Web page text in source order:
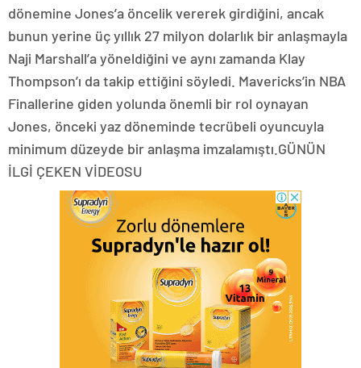
dönemine Jones’a öncelik vererek girdiğini, ancak
bunun yerine üç yıllık 27 milyon dolarlık bir anlaşmayla
Naji Marshall’a yöneldiğini ve aynı zamanda Klay
Thompson’ı da takip ettiğini söyledi. Mavericks’in NBA
Finallerine giden yolunda önemli bir rol oynayan
Jones, önceki yaz döneminde tecrübeli oyuncuyla
minimum düzeyde bir anlaşma imzalamıştı.GÜNÜN
İLGİ ÇEKEN VİDEOSU